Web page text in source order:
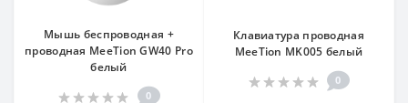
Мышь беспроводная +
проводная MeeTion GW40 Pro
белый
0
Клавиатура проводная
MeeTion MK005 белый
0